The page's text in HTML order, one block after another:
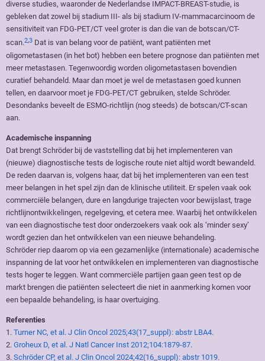
diverse studies, waaronder de Nederlandse IMPACT-BREAST-studie, is
gebleken dat zowel bij stadium III- als bij stadium IV-mammacarcinoom de
sensitiviteit van FDG-PET/CT veel groter is dan die van de botscan/CT-
scan.2,3 Dat is van belang voor de patiënt, want patiënten met
oligometastasen (in het bot) hebben een betere prognose dan patiënten met
meer metastasen. Tegenwoordig worden oligometastasen bovendien
curatief behandeld. Maar dan moet je wel de metastasen goed kunnen
tellen, en daarvoor moet je FDG-PET/CT gebruiken, stelde Schröder.
Desondanks beveelt de ESMO-richtlijn (nog steeds) de botscan/CT-scan
aan.
Academische inspanning
Dat brengt Schröder bij de vaststelling dat bij het implementeren van
(nieuwe) diagnostische tests de logische route niet altijd wordt bewandeld.
De reden daarvan is, volgens haar, dat bij het implementeren van een test
meer belangen in het spel zijn dan de klinische utiliteit. Er spelen vaak ook
commerciële belangen, dure en langdurige trajecten voor bewijslast, trage
richtlijnontwikkelingen, regelgeving, et cetera mee. Waarbij het ontwikkelen
van een diagnostische test door onderzoekers vaak ook als ‘minder sexy’
wordt gezien dan het ontwikkelen van een nieuwe behandeling.
Schröder riep daarom op via een gezamenlijke (internationale) academische
inspanning de lat voor het ontwikkelen en implementeren van diagnostische
tests hoger te leggen. Want commerciële partijen gaan geen test op de
markt brengen die patiënten selecteert die niet in aanmerking komen voor
een bepaalde behandeling, is haar overtuiging.
Referenties
1. Turner NC, et al. J Clin Oncol 2025;43(17_suppl): abstr LBA4.
2. Groheux D, et al. J Natl Cancer Inst 2012;104:1879-87.
3. Schröder CP, et al. J Clin Oncol 2024;42(16_suppl): abstr 1019.